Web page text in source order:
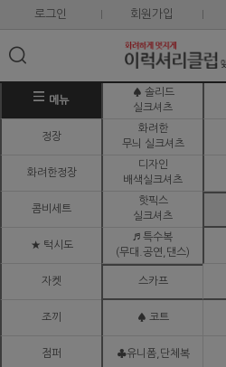
로그인 회원가입
메뉴
♠ 솔리드
실크셔츠
정장
화려한
무늬 실크셔츠
화려한정장
디자인
배색실크셔츠
콤비세트
핫픽스
실크셔츠
★ 턱시도
♬ 특수복
(무대.공연,댄스)
자켓 스카프
조끼 ♠ 코트
점퍼 ♣유니폼,단체복